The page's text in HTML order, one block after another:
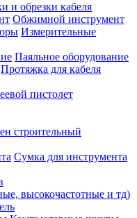
и обрезки кабеля
Обжимной инструмент
Измерительные
Паяльное оборудование
Протяжка для кабеля
пистолет
строительный
Сумка для инструмента
высокочастотные и тд)